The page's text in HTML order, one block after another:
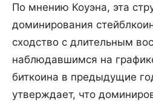
По мнению Коуэна, эта
доминирования
сходство с длительным
наблюдавшимся на
биткоина в предыдущие
утверждает, что